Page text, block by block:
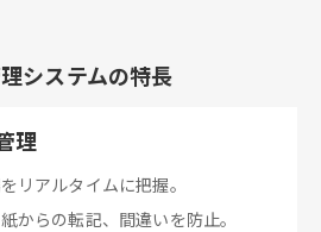
システムの特長
理
リアルタイムに把握。
からの転記、間違いを防止。